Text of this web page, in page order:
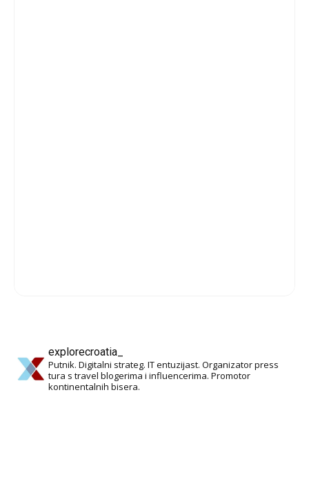
explorecroatia_
Putnik. Digitalni strateg. IT entuzijast. Organizator press
tura s travel blogerima i influencerima. Promotor
kontinentalnih bisera.